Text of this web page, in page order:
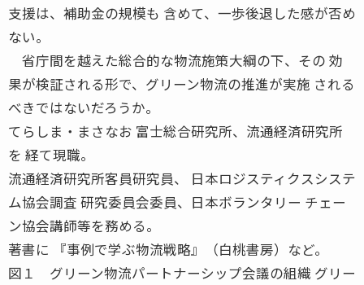
支援は、補助金の規模も 含めて、一歩後退した感が否め
ない。
省庁間を越えた総合的な物流施策大綱の下、その 効
果が検証される形で、グリーン物流の推進が実施 される
べきではないだろうか。
てらしま・まさなお 富士総合研究所、流通経済研究所
を 経て現職。
流通経済研究所客員研究員、 日本ロジスティクスシステ
ム協会調査 研究委員会委員、日本ボランタリー チェー
ン協会講師等を務める。
著書に 『事例で学ぶ物流戦略』（白桃書房）など。
図１ グリーン物流パートナーシップ会議の組織 グリー